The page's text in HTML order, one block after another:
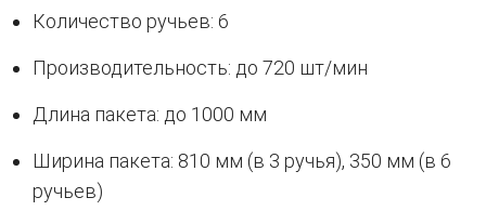
Количество ручьев: 6
Производительность: до 720 шт/мин
Длина пакета: до 1000 мм
Ширина пакета: 810 мм (в 3 ручья), 350 мм (в 6
ручьев)